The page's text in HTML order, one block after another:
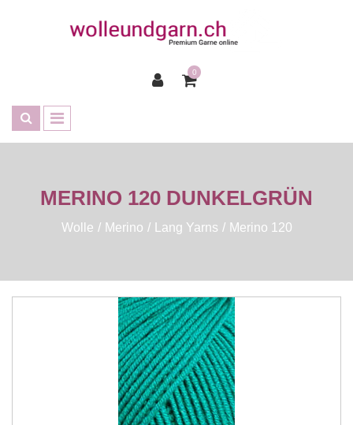
0
MERINO 120 DUNKELGRÜN
Wolle Merino Lang Yarns Merino 120